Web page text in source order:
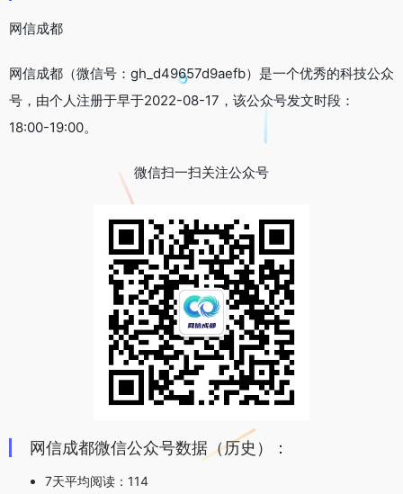
网信成都
网信成都（微信号：gh_d49657d9aefb）是一个优秀的科技公众
号，由个人注册于早于2022-08-17，该公众号发文时段：
18:00-19:00。
微信扫一扫关注公众号
网信成都微信公众号数据（历史）：
7天平均阅读：114